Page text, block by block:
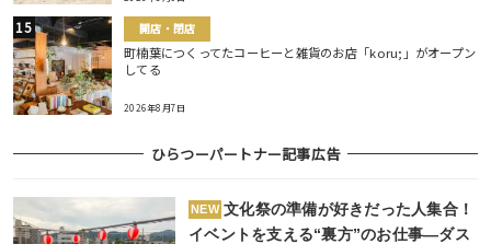
開店・閉店
町楠葉につくってたコーヒーと雑貨のお店「koru;」がオープン
してる
2026年8月7日
ひらつーパートナー記事広告
NEW 文化祭の準備が好きだった人集合！
イベントを支える“裏方”のお仕事―ダス